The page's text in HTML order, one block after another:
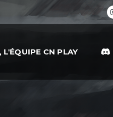
L'ÉQUIPE CN PLAY